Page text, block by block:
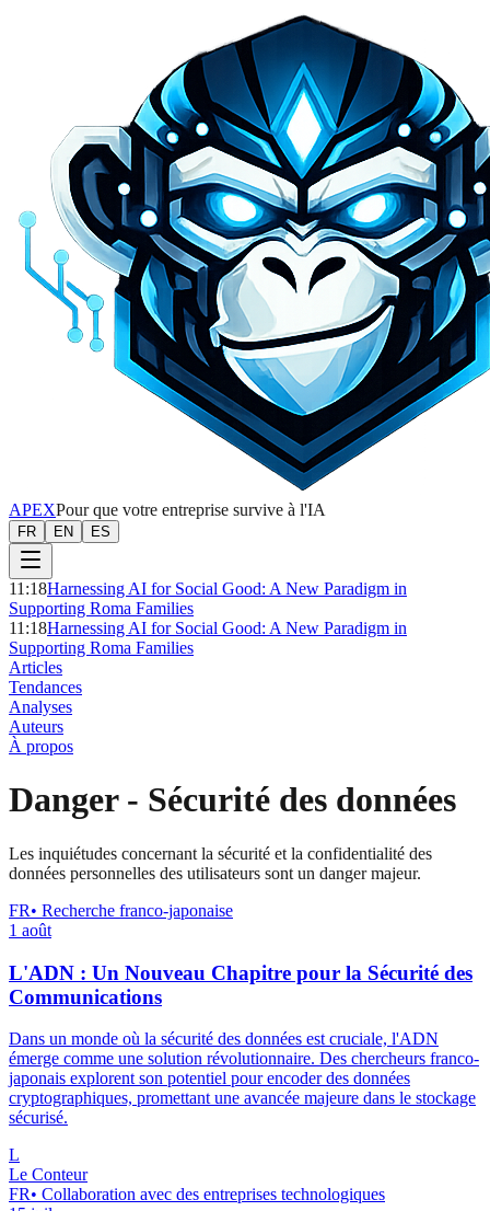
APEXPour que votre entreprise survive à l'IA
FR EN ES
11:18Harnessing AI for Social Good: A New Paradigm in
Supporting Roma Families
11:18Harnessing AI for Social Good: A New Paradigm in
Supporting Roma Families
Articles
Tendances
Analyses
Auteurs
À propos
Danger- Sécurité des données
Les inquiétudes concernant la sécurité et la confidentialité des
données personnelles des utilisateurs sont un danger majeur.
FR• Recherche franco-japonaise
1 août
L'ADN : Un Nouveau Chapitre pour la Sécurité des
Communications
Dans un monde où la sécurité des données est cruciale, l'ADN
émerge comme une solution révolutionnaire. Des chercheurs franco-
japonais explorent son potentiel pour encoder des données
cryptographiques, promettant une avancée majeure dans le stockage
sécurisé.
L
Le Conteur
FR• Collaboration avec des entreprises technologiques